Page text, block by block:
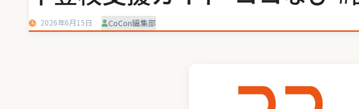
2026年6月15日 CoCon編集部